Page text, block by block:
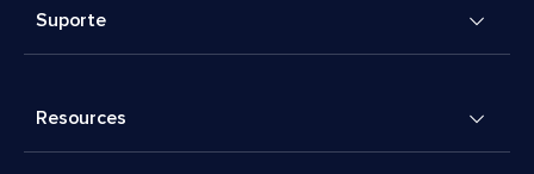
Suporte
Resources